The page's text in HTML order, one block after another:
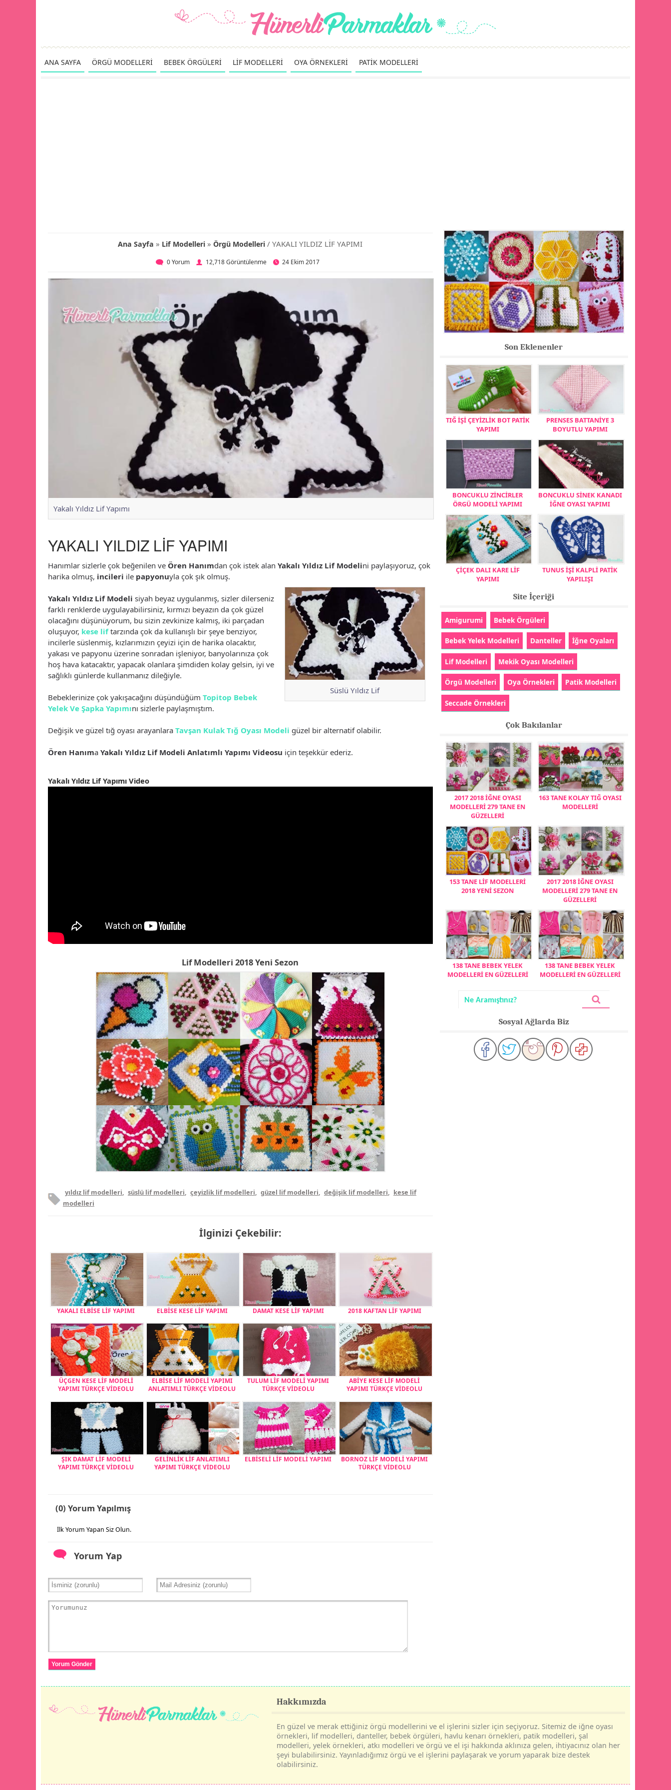
ANA SAYFA ÖRGÜ MODELLERİ BEBEK ÖRGÜLERİ LİF MODELLERİ OYA ÖRNEKLERİ PATİK MODELLERİ
Ana Sayfa » Lif Modelleri »Örgü Modelleri / YAKALI YILDIZ LİF YAPIMI
0 Yorum 12,718 Görüntülenme 24 Ekim 2017
Yakalı Yıldız Lif Yapımı
YAKALI YILDIZ LİF YAPIMI
Hanımlar sizlerle çok beğenilen ve Ören Hanımdan çok istek alan Yakalı Yıldız Lif Modelini paylaşıyoruz, çok
harika olmuş, incileri ile papyonuyla çok şık olmuş.
Süslü Yıldız Lif
Yakalı Yıldız Lif Modeli siyah beyaz uygulanmış, sizler dilerseniz
farklı renklerde uygulayabilirsiniz, kırmızı beyazın da çok güzel
olacağını düşünüyorum, bu sizin zevkinize kalmış, iki parçadan
oluşuyor, kese liftarzında çok da kullanışlı bir şeye benziyor,
incilerle süslenmiş, kızlarımızın çeyizi için de harika olacaktır,
yakası ve papyonu üzerine sonradan işleniyor, banyolarınıza çok
hoş hava katacaktır, yapacak olanlara şimdiden kolay gelsin, iyi ve
sağlıklı günlerde kullanmanız dileğiyle.
Bebeklerinize çok yakışacağını düşündüğüm Topitop Bebek
Yelek Ve Şapka Yapımını sizlerle paylaşmıştım.
Değişik ve güzel tığ oyası arayanlara Tavşan Kulak Tığ Oyası Modeli güzel bir alternatif olabilir.
Ören Hanıma Yakalı Yıldız Lif Modeli Anlatımlı Yapımı Videosu için teşekkür ederiz.
Yakalı Yıldız Lif Yapımı Video
Lif Modelleri 2018 Yeni Sezon
yıldız lif modelleri, süslü lif modelleri, çeyizlik lif modelleri, güzel lif modelleri, değişik lif modelleri, kese lif
modelleri
İlginizi Çekebilir:
YAKALI ELBİSE LİF YAPIMI ELBİSE KESE LİF YAPIMI DAMAT KESE LİF YAPIMI 2018 KAFTAN LİF YAPIMI
ÜÇGEN KESE LİF MODELİ
YAPIMI TÜRKÇE VİDEOLU
ELBİSE LİF MODELİ YAPIMI
ANLATIMLI TÜRKÇE VİDEOLU
TULUM LİF MODELİ YAPIMI
TÜRKÇE VİDEOLU
ABİYE KESE LİF MODELİ
YAPIMI TÜRKÇE VİDEOLU
ŞIK DAMAT LİF MODELİ
YAPIMI TÜRKÇE VİDEOLU
GELİNLİK LİF ANLATIMLI
YAPIMI TÜRKÇE VİDEOLU
ELBİSELİ LİF MODELİ YAPIMI
BORNOZ LİF MODELİ YAPIMI
TÜRKÇE VİDEOLU
(0) Yorum Yapılmış
İlk Yorum Yapan Siz Olun.
Yorum Yap
Yorum Gönder
Son Eklenenler
TIĞ İŞİ ÇEYİZLİK BOT PATİK
YAPIMI
PRENSES BATTANİYE 3
BOYUTLU YAPIMI
BONCUKLU ZİNCİRLER
ÖRGÜ MODELİ YAPIMI
BONCUKLU SİNEK KANADI
İĞNE OYASI YAPIMI
ÇİÇEK DALI KARE LİF
YAPIMI
TUNUS İŞİ KALPLİ PATİK
YAPILIŞI
Site İçeriği
Amigurumi Bebek Örgüleri
Bebek Yelek Modelleri Danteller İğne Oyaları
Lif Modelleri Mekik Oyası Modelleri
Örgü Modelleri Oya Örnekleri Patik Modelleri
Seccade Örnekleri
Çok Bakılanlar
2017 2018 İĞNE OYASI
MODELLERİ 279 TANE EN
GÜZELLERİ
163 TANE KOLAY TIĞ OYASI
MODELLERİ
153 TANE LİF MODELLERİ
2018 YENİ SEZON
2017 2018 İĞNE OYASI
MODELLERİ 279 TANE EN
GÜZELLERİ
138 TANE BEBEK YELEK
MODELLERİ EN GÜZELLERİ
138 TANE BEBEK YELEK
MODELLERİ EN GÜZELLERİ
Sosyal Ağlarda Biz
Hakkımızda
En güzel ve merak ettiğiniz örgü modellerini ve el işlerini sizler için seçiyoruz. Sitemiz de iğne oyası
örnekleri, lif modelleri, danteller, bebek örgüleri, havlu kenarı örnekleri, patik modelleri, şal
modelleri, yelek örnekleri, atkı modelleri ve örgü ve el işi hakkında aklınıza gelen, ihtiyacınız olan her
şeyi bulabilirsiniz. Yayınladığımız örgü ve el işlerini paylaşarak ve yorum yaparak bize destek
olabilirsiniz.